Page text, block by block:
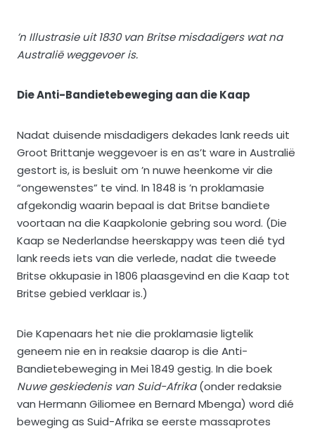
’n Illustrasie uit 1830 van Britse misdadigers wat na
Australië weggevoer is.
Die Anti-Bandietebeweging aan die Kaap
Nadat duisende misdadigers dekades lank reeds uit
Groot Brittanje weggevoer is en as’t ware in Australië
gestort is, is besluit om ’n nuwe heenkome vir die
“ongewenstes” te vind. In 1848 is ’n proklamasie
afgekondig waarin bepaal is dat Britse bandiete
voortaan na die Kaapkolonie gebring sou word. (Die
Kaap se Nederlandse heerskappy was teen dié tyd
lank reeds iets van die verlede, nadat die tweede
Britse okkupasie in 1806 plaasgevind en die Kaap tot
Britse gebied verklaar is.)
Die Kapenaars het nie die proklamasie ligtelik
geneem nie en in reaksie daarop is die Anti-
Bandietebeweging in Mei 1849 gestig. In die boek
Nuwe geskiedenis van Suid-Afrika(onder redaksie
van Hermann Giliomee en Bernard Mbenga) word dié
beweging as Suid-Afrika se eerste massaprotes